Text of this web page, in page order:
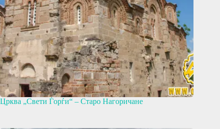
Црква „Свети Ѓорѓи“ – Старо Нагоричане